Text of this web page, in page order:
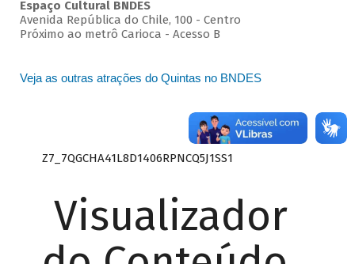
Espaço Cultural BNDES
Avenida República do Chile, 100 - Centro
Próximo ao metrô Carioca - Acesso B
Veja as outras atrações do Quintas no BNDES
Z7_7QGCHA41L8D1406RPNCQ5J1SS1
Visualizador